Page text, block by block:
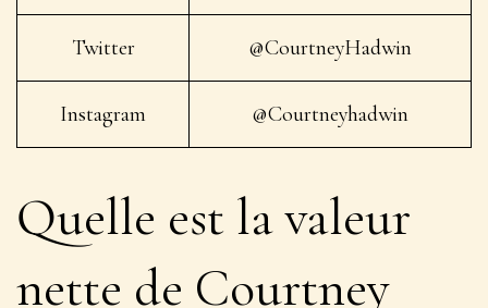
Twitter @CourtneyHadwin
Instagram @Courtneyhadwin
Quelle est la valeur
nette de Courtney